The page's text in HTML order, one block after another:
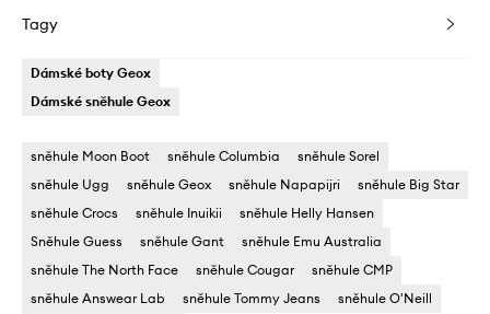
Tagy
Dámské boty Geox
Dámské sněhule Geox
sněhule Moon Boot sněhule Columbia
sněhule Sorel
sněhule Ugg
sněhule Geox sněhule Napapijri
sněhule Big Star
sněhule Crocs
sněhule Inuikii
sněhule Helly Hansen
Sněhule Guess
sněhule Gant
sněhule Emu Australia
sněhule The North Face
sněhule Cougar
sněhule CMP
sněhule Answear Lab
sněhule Tommy Jeans
sněhule O'Neill